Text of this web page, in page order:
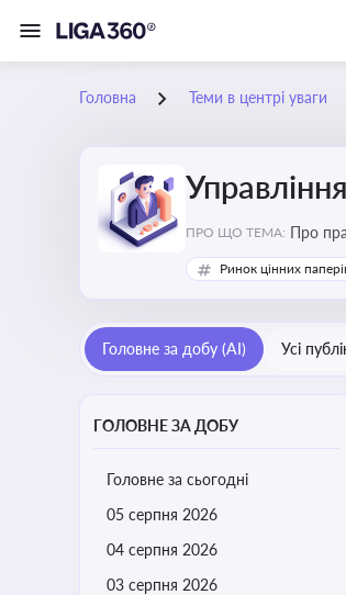
Головна Теми в центрі уваги
ПРО ЩО ТЕМА: Про
Ринок цінних
Головне за добу (AI) Усі
ГОЛОВНЕ ЗА ДОБУ
Головне за сьогодні
05 серпня 2026
04 серпня 2026
03 серпня 2026